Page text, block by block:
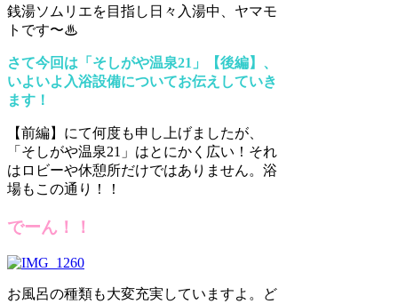
銭湯ソムリエを目指し日々入湯中、ヤマモ
トです〜♨︎
さて今回は「そしがや温泉21」【後編】、
いよいよ入浴設備についてお伝えしていき
ます！
【前編】にて何度も申し上げましたが、
「そしがや温泉21」はとにかく広い！それ
はロビーや休憩所だけではありません。浴
場もこの通り！！
でーん！！
お風呂の種類も大変充実していますよ。ど